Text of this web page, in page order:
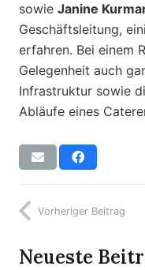
sowie Janine
Geschäftsleitung,
erfahren. Bei einem
Gelegenheit auch
Infrastruktur sowie
Abläufe eines
Vorheriger Beitrag
Neueste